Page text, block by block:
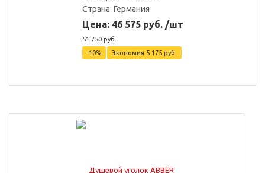
Страна: Германия
Цена: 46 575 руб. /шт
51 750 руб.
-10%
Экономия 5 175 руб.